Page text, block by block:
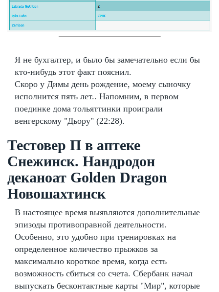
Я не бухгалтер, и было бы замечательно если бы
кто-нибудь этот факт пояснил.
Скоро у Димы день рождение, моему сыночку
исполнится пять лет.. Напомним, в первом
поединке дома тольяттинки проиграли
венгерскому "Дьору" (22:28).
Тестовер П в аптеке
Снежинск. Нандродон
деканоат Golden Dragon
Новошахтинск
В настоящее время выявляются дополнительные
эпизоды противоправной деятельности.
Особенно, это удобно при тренировках на
определенное количество прыжков за
максимально короткое время, когда есть
возможность сбиться со счета. Сбербанк начал
выпускать бесконтактные карты "Мир", которые